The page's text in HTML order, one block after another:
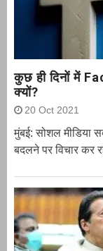
कुछ ही दिनों में
क्यों?
20 Oct 2021
मुंबई: सोशल मीडिया
बदलने पर विचार कर